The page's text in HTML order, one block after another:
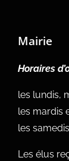
Mairie
Horaires
les lundis,
les mardis
les
Les élus